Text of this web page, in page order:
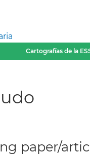
Cartografías de la
paper/